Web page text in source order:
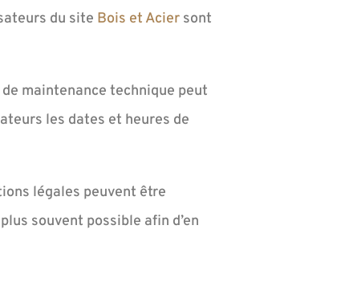
du site Bois et Acier sont
maintenance technique peut
les dates et heures de
légales peuvent être
souvent possible afin d’en